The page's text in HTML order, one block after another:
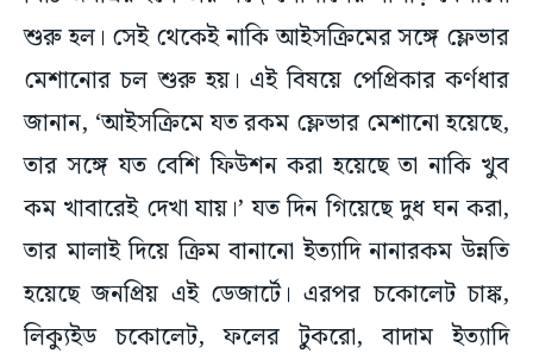
শুরু হল। সেই থেকেই নাকি আইসক্রিমের সঙ্গে ফ্লেভার
মেশানোর চল শুরু হয়। এই বিষয়ে পেপ্রিকার কর্ণধার
জানান, ‘আইসক্রিমে যত রকম ফ্লেভার মেশানো হয়েছে,
তার সঙ্গে যত বেশি ফিউশন করা হয়েছে তা নাকি খুব
কম খাবারেই দেখা যায়।’ যত দিন গিয়েছে দুধ ঘন করা,
তার মালাই দিয়ে ক্রিম বানানো ইত্যাদি নানারকম উন্নতি
হয়েছে জনপ্রিয় এই ডেজার্টে। এরপর চকোলেট চাঙ্ক,
লিক্যুইড চকোলেট, ফলের টুকরো, বাদাম ইত্যাদি